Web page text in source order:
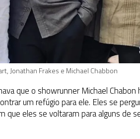
Jonathan Frakes e Michael Chabbon
que o showrunner Michael
um refúgio para ele. Eles se
que eles se voltaram para alguns de